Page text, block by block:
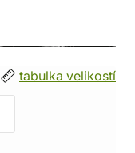
tabulka velikostí